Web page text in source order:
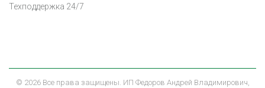
Техподдержка 24/7
© 2026 Все права защищены. ИП Федоров Андрей Владимирович,